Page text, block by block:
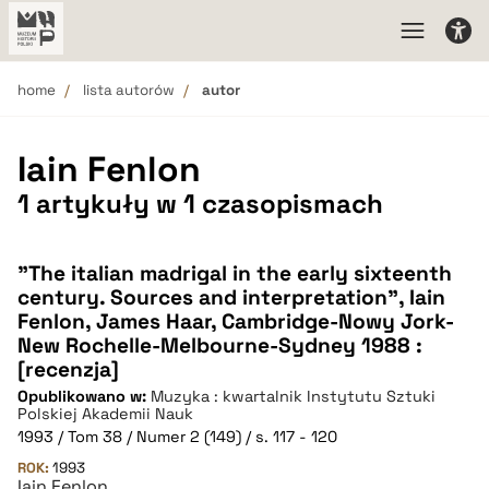
home lista autorów autor
Iain Fenlon
1 artykuły w 1 czasopismach
"The italian madrigal in the early sixteenth
century. Sources and interpretation", Iain
Fenlon, James Haar, Cambridge-Nowy Jork-
New Rochelle-Melbourne-Sydney 1988 :
[recenzja]
Opublikowano w: Muzyka : kwartalnik Instytutu Sztuki
Polskiej Akademii Nauk
1993 / Tom 38 / Numer 2 (149) / s. 117 - 120
ROK: 1993